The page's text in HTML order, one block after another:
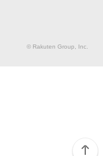
ン一覧
© Rakuten Group, Inc.